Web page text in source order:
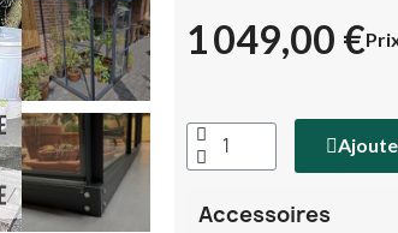
1 049,00 €
Accessoires